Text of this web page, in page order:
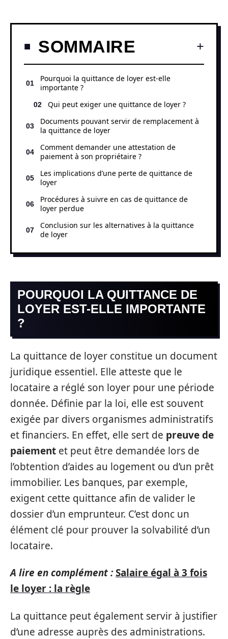
SOMMAIRE
Pourquoi la quittance de loyer est-elle
importante ?
Qui peut exiger une quittance de loyer ?
Documents pouvant servir de remplacement à
la quittance de loyer
Comment demander une attestation de
paiement à son propriétaire ?
Les implications d’une perte de quittance de
loyer
Procédures à suivre en cas de quittance de
loyer perdue
Conclusion sur les alternatives à la quittance
de loyer
POURQUOI LA QUITTANCE DE
LOYER EST-ELLE IMPORTANTE
?
La quittance de loyer constitue un document
juridique essentiel. Elle atteste que le
locataire a réglé son loyer pour une période
donnée. Définie par la loi, elle est souvent
exigée par divers organismes administratifs
et financiers. En effet, elle sert de preuve de
paiement et peut être demandée lors de
l’obtention d’aides au logement ou d’un prêt
immobilier. Les banques, par exemple,
exigent cette quittance afin de valider le
dossier d’un emprunteur. C’est donc un
élément clé pour prouver la solvabilité d’un
locataire.
A lire en complément :Salaire égal à 3 fois
le loyer : la règle
La quittance peut également servir à justifier
d’une adresse auprès des administrations.